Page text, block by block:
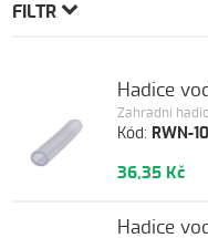
FILTR
Kód: RWN-10
Zahradní
Hadice
36,35 Kč
Hadice